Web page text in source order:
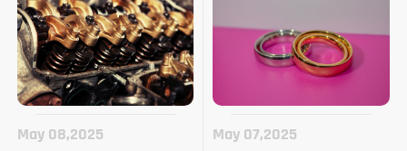
May 08,2025 May 07,2025